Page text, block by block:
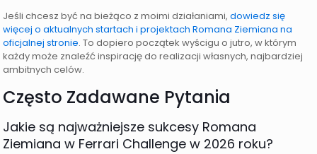
Jeśli chcesz być na bieżąco z moimi działaniami,dowiedz się
więcej o aktualnych startach i projektach Romana Ziemiana na
oficjalnej stronie. To dopiero początek wyścigu o jutro, w którym
każdy może znaleźć inspirację do realizacji własnych, najbardziej
ambitnych celów.
Często Zadawane Pytania
Jakie są najważniejsze sukcesy Romana
Ziemiana w Ferrari Challenge w 2026 roku?